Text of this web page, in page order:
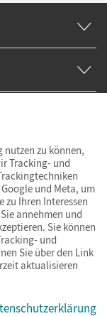
Cookies & Co.
zu können,
Tracking- und
und Meta, um
zu Ihren Interessen
annehmen und
Sie können
und
Sie über den Link
aktualisieren